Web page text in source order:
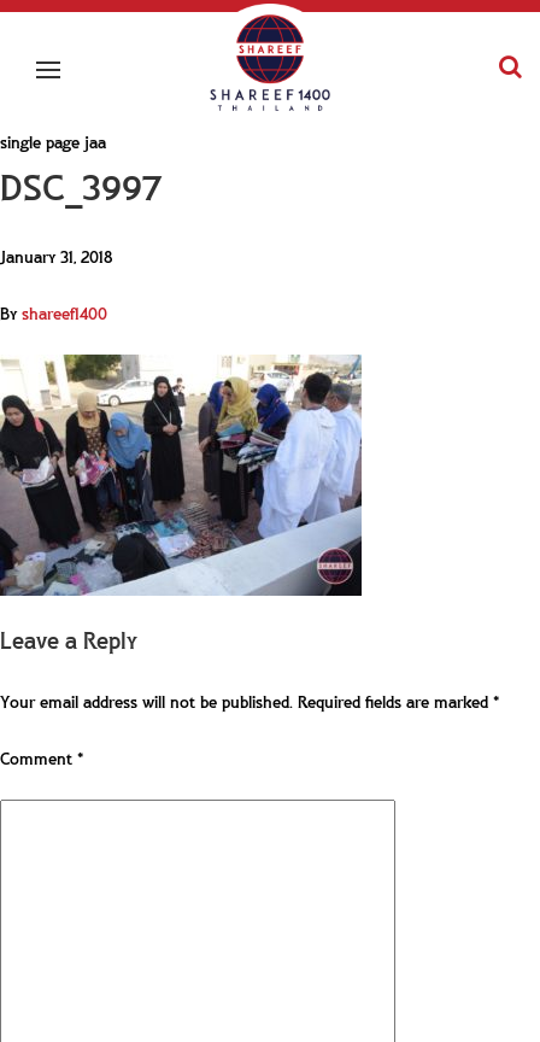
single page jaa
DSC_3997
January 31, 2018
Byshareef1400
Leave a Reply
Your email address will not be published.Required fields are marked*
Comment*